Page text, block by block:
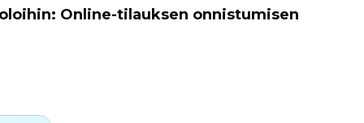
Online-tilauksen onnistumisen